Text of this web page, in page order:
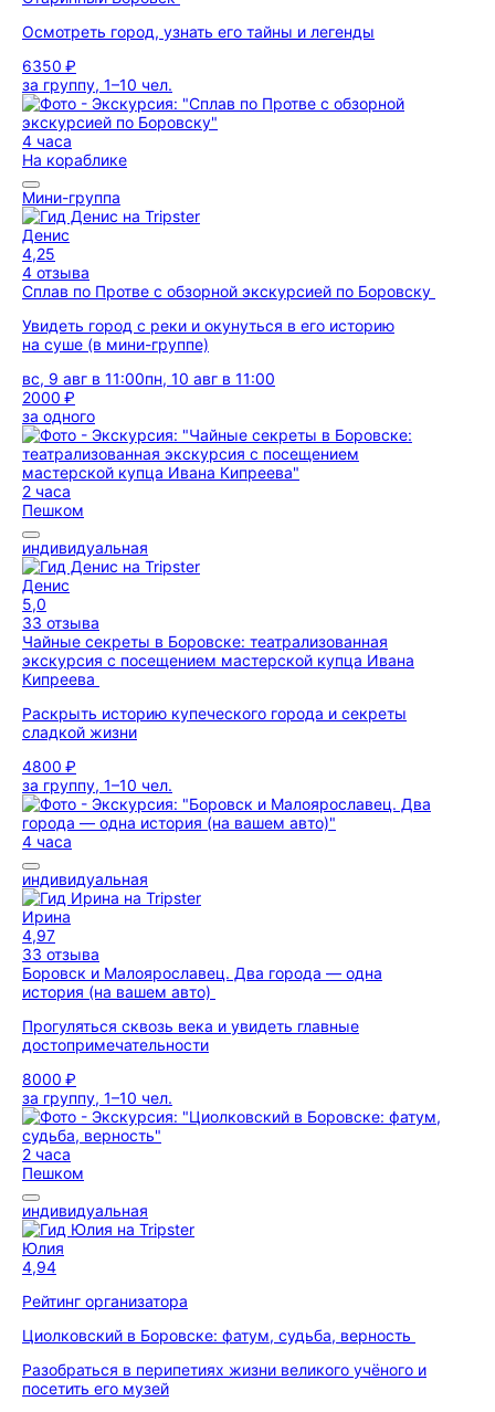
Осмотреть город, узнать его тайны и легенды
6350 ₽
за группу, 1–10 чел.
4 часа
На кораблике
Мини-группа
Денис
4,25
4 отзыва
Сплав по Протве с обзорной экскурсией по Боровску
Увидеть город с реки и окунуться в его историю
на суше (в мини-группе)
вс, 9 авг в 11:00пн, 10 авг в 11:00
2000 ₽
за одного
2 часа
Пешком
индивидуальная
Денис
5,0
33 отзыва
Чайные секреты в Боровске: театрализованная
экскурсия с посещением мастерской купца Ивана
Кипреева
Раскрыть историю купеческого города и секреты
сладкой жизни
4800 ₽
за группу, 1–10 чел.
4 часа
индивидуальная
Ирина
4,97
33 отзыва
Боровск и Малоярославец. Два города — одна
история (на вашем авто)
Прогуляться сквозь века и увидеть главные
достопримечательности
8000 ₽
за группу, 1–10 чел.
2 часа
Пешком
индивидуальная
Юлия
4,94
Рейтинг организатора
Циолковский в Боровске: фатум, судьба, верность
Разобраться в перипетиях жизни великого учёного и
посетить его музей